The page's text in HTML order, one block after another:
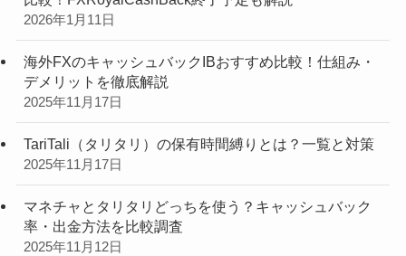
2026年1月11日
海外FXのキャッシュバックIBおすすめ比較！仕組み・
デメリットを徹底解説
2025年11月17日
TariTali（タリタリ）の保有時間縛りとは？一覧と対策
2025年11月17日
マネチャとタリタリどっちを使う？キャッシュバック
率・出金方法を比較調査
2025年11月12日